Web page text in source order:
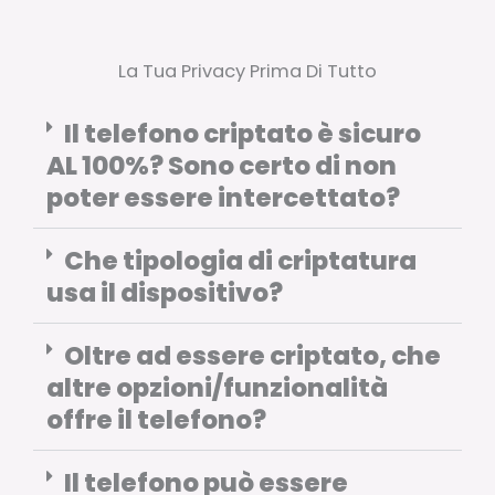
La Tua Privacy Prima Di Tutto
Il telefono criptato è sicuro
AL 100%? Sono certo di non
poter essere intercettato?
Che tipologia di criptatura
usa il dispositivo?
Oltre ad essere criptato, che
altre opzioni/funzionalità
offre il telefono?
Il telefono può essere